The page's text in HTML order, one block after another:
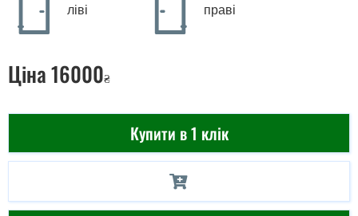
ліві праві
Ціна16000₴
Купити в 1 клік